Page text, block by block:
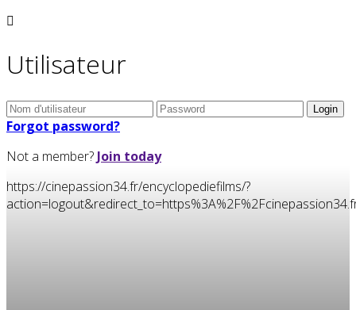
Utilisateur
Forgot password?
Not a member? Join today
https://cinepassion34.fr/encyclopediefilms/?